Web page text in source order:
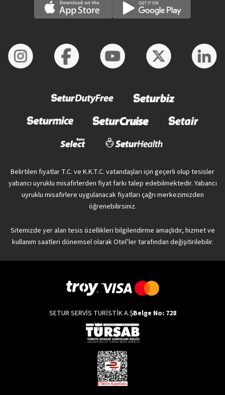
Belirtilen fiyatlar T.C. ve K.K.T.C. vatandaşları için geçerli olup tesisler
yabancı uyruklu misafirlerden fiyat farkı talep edebilmektedir. Yabancı
uyruklu misafirlere uygulanacak fiyatları çağrı merkezimizden
öğrenebilirsiniz.
Sitemizde yer alan tesis özellikleri bilgilendirme amaçlıdır, hizmet ve
kullanım saatleri dönemsel olarak Otel’ler tarafından değişitirilebilir.
SETUR SERVİS TURİSTİK A.ŞBelge No: 728